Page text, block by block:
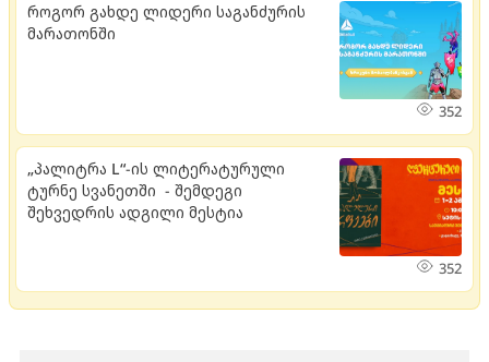
როგორ გახდე ლიდერი საგანძურის
მარათონში
352
„პალიტრა L“-ის ლიტერატურული
ტურნე სვანეთში - შემდეგი
შეხვედრის ადგილი მესტია
352